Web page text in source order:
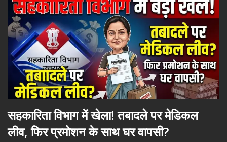
सहकारिता विभाग में खेला! तबादले पर मेडिकल
लीव, फिर प्रमोशन के साथ घर वापसी?